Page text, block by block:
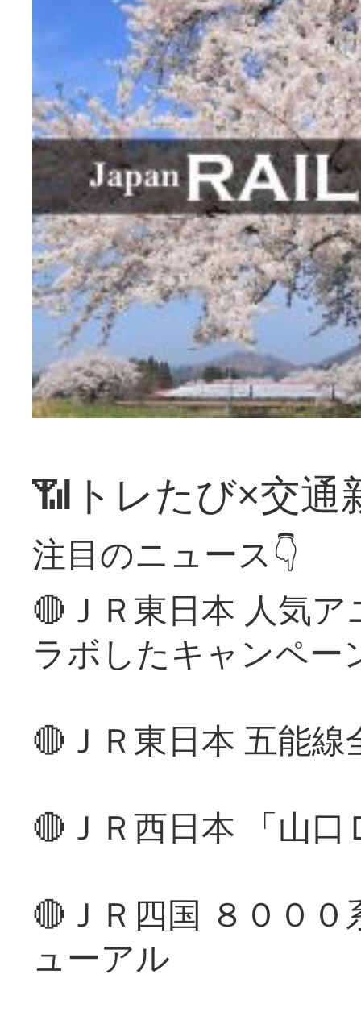
📶トレたび×交通
注目のニュース👇
🔴ＪＲ東日本 人気
ラボしたキャンペー
🔴ＪＲ東日本 五能
🔴ＪＲ西日本 「山
🔴ＪＲ四国 ８００
ューアル